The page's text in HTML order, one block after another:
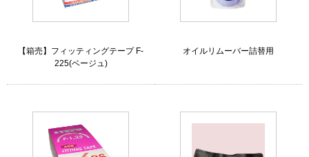
【箱売】フィッティングテープ F-
225(ベージュ)
オイルリムーバー詰替用